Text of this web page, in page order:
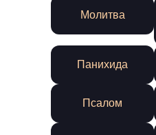
Молитва
Панихида
Псалом